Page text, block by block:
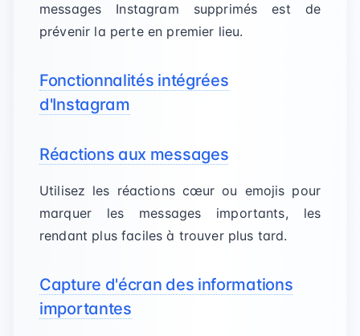
messages Instagram supprimés est de
prévenir la perte en premier lieu.
Fonctionnalités intégrées
d'Instagram
Réactions aux messages
Utilisez les réactions cœur ou emojis pour
marquer les messages importants, les
rendant plus faciles à trouver plus tard.
Capture d'écran des informations
importantes